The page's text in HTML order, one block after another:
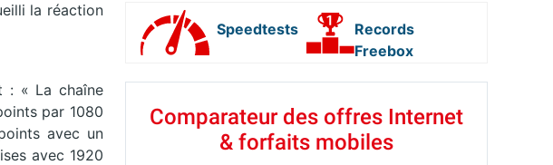
la réaction
: « La chaîne
par 1080
avec un
avec 1920
Speedtests
Records
Freebox
Comparateur des offres Internet
& forfaits mobiles